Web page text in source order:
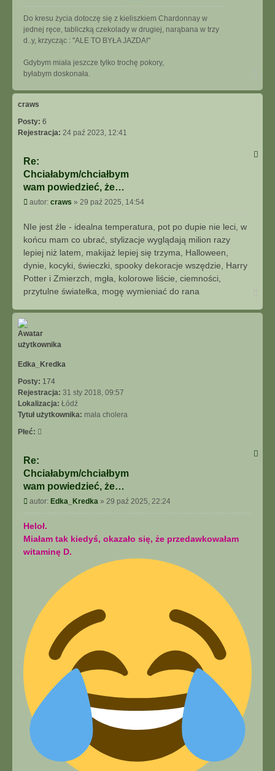
Do kresu życia dotoczę się z kieliszkiem Chardonnay w
jednej ręce, tabliczką czekolady w drugiej, narąbana w trzy
d..y, krzycząc : "ALE TO BYŁA JAZDA!"
Gdybym miała jeszcze tylko trochę pokory,
byłabym doskonała.
craws
Posty: 6
Rejestracja: 24 paź 2023, 12:41
Re:
Chciałabym/chciałbym
wam powiedzieć, że…
Post
autor: craws » 29 paź 2025, 14:54
NIe jest źle - idealna temperatura, pot po dupie nie leci, w
końcu mam co ubrać, stylizacje wyglądają milion razy
lepiej niż latem, makijaż lepiej się trzyma, Halloween,
dynie, kocyki, świeczki, spooky dekoracje wszędzie, Harry
Potter i Zmierzch, mgła, kolorowe liście, ciemności,
przytulne światełka, mogę wymieniać do rana
górę
Edka_Kredka
Posty: 174
Rejestracja: 31 sty 2018, 09:57
Lokalizacja: Łódź
Tytuł użytkownika: mała cholera
Płeć:
Re:
Chciałabym/chciałbym
wam powiedzieć, że…
Post
autor: Edka_Kredka » 29 paź 2025, 22:24
Heloł.
Miałam tak kiedyś, okazało się, że przedawkowałam
witaminę D.